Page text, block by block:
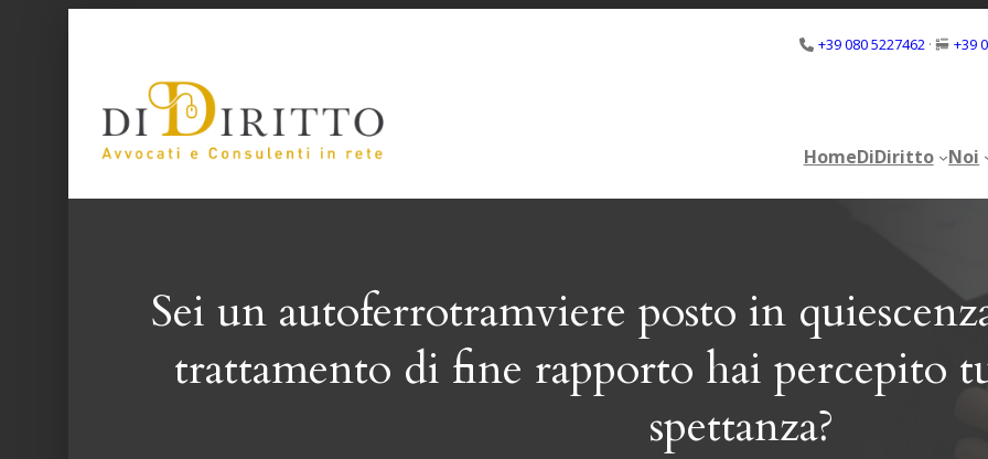
+39 080 5227462 · +39
HomeDiDiritto Noi
Sei un autoferrotramviere posto in
trattamento di fine rapporto hai percepito
spettanza?